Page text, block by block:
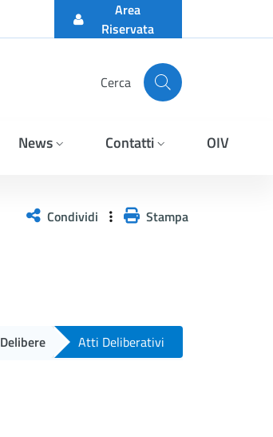
Area
Riservata
Cerca
News Contatti OIV
Condividi Stampa
Delibere Atti Deliberativi